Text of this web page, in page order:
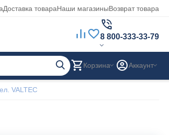
Доставка товараНаши магазиныВозврат товара
8 800-333-33-79
Корзина Аккаунт
VALTEC